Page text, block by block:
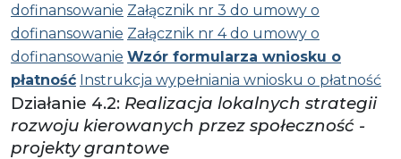
dofinansowanie Załącznik nr 3 do umowy o
dofinansowanie Załącznik nr 4 do umowy o
dofinansowanie Wzór formularza wniosku o
płatność Instrukcja wypełniania wniosku o płatność
Działanie 4.2: Realizacja lokalnych strategii
rozwoju kierowanych przez społeczność -
projekty grantowe